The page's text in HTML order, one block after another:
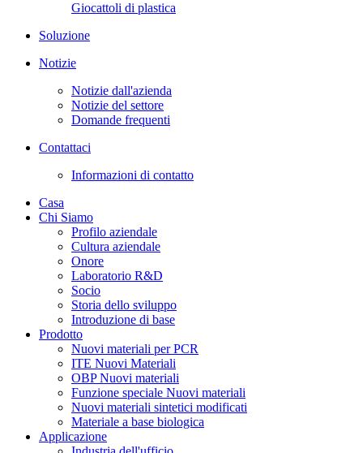
Giocattoli di plastica
Soluzione
Notizie
Notizie dall'azienda
Notizie del settore
Domande frequenti
Contattaci
Informazioni di contatto
Casa
Chi Siamo
Profilo aziendale
Cultura aziendale
Onore
Laboratorio R&D
Socio
Storia dello sviluppo
Introduzione di base
Prodotto
Nuovi materiali per PCR
ITE Nuovi Materiali
OBP Nuovi materiali
Funzione speciale Nuovi materiali
Nuovi materiali sintetici modificati
Materiale a base biologica
Applicazione